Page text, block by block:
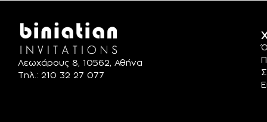
Λεωχάρους 8, 10562, Αθήνα
Τηλ.: 210 32 27 077